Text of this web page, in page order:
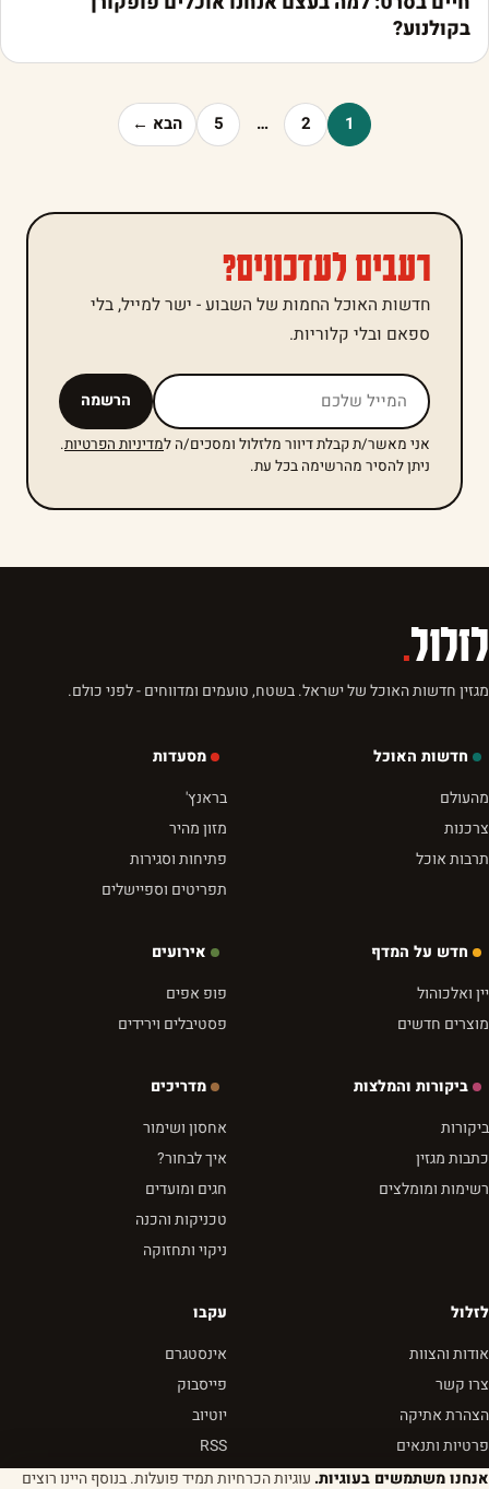
בקולנוע?
1
2
…
5 הבא ←
רעבים לעדכונים?
חדשות האוכל החמות של השבוע - ישר למייל, בלי
ספאם ובלי קלוריות.
הרשמה אל תמלאו שדה זה
אני מאשר/ת קבלת דיוור מלזלול ומסכים/ה למדיניות הפרטיות.
ניתן להסיר מהרשימה בכל עת.
לזלול.
מגזין חדשות האוכל של ישראל. בשטח, טועמים ומדווחים - לפני כולם.
חדשות האוכל
מהעולם
צרכנות
תרבות אוכל
מסעדות
בראנץ'
מזון מהיר
פתיחות וסגירות
תפריטים וספיישלים
חדש על המדף
יין ואלכוהול
מוצרים חדשים
אירועים
פופ אפים
פסטיבלים וירידים
ביקורות והמלצות
ביקורות
כתבות מגזין
רשימות ומומלצים
מדריכים
אחסון ושימור
איך לבחור?
חגים ומועדים
טכניקות והכנה
ניקוי ותחזוקה
לזלול
אודות והצוות
צרו קשר
הצהרת אתיקה
פרטיות ותנאים
עקבו
אינסטגרם
פייסבוק
יוטיוב
RSS
אנחנו משתמשים בעוגיות. עוגיות הכרחיות תמיד פועלות. בנוסף היינו רוצים